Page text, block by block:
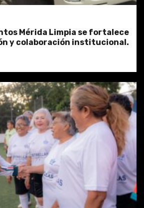
Mérida Limpia se fortalece
y colaboración institucional.